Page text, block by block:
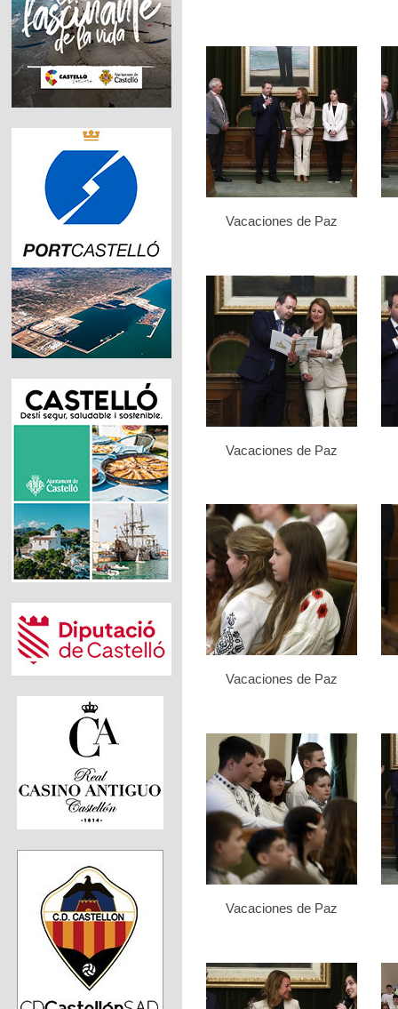
Vacaciones de Paz
Vacaciones de Paz
Vacaciones de Paz
Vacaciones de Paz